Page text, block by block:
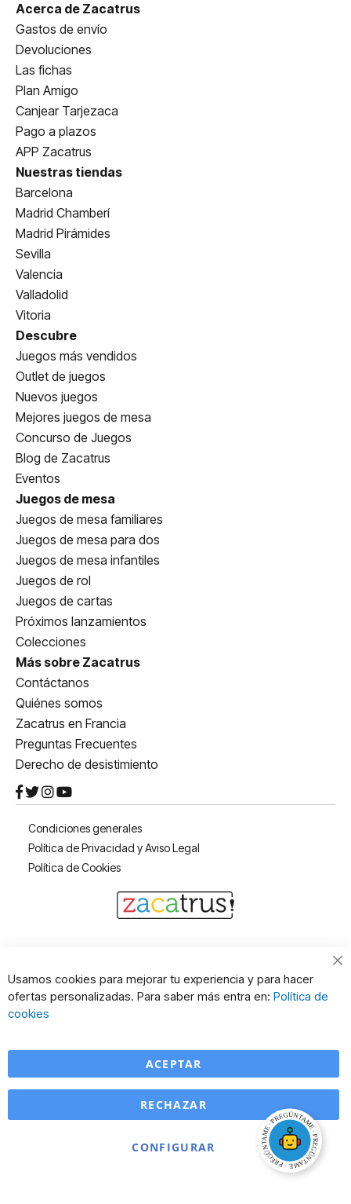
Acerca de Zacatrus
Gastos de envío
Devoluciones
Las fichas
Plan Amigo
Canjear Tarjezaca
Pago a plazos
APP Zacatrus
Nuestras tiendas
Barcelona
Madrid Chamberí
Madrid Pirámides
Sevilla
Valencia
Valladolid
Vitoria
Descubre
Juegos más vendidos
Outlet de juegos
Nuevos juegos
Mejores juegos de mesa
Concurso de Juegos
Blog de Zacatrus
Eventos
Juegos de mesa
Juegos de mesa familiares
Juegos de mesa para dos
Juegos de mesa infantiles
Juegos de rol
Juegos de cartas
Próximos lanzamientos
Colecciones
Más sobre Zacatrus
Contáctanos
Quiénes somos
Zacatrus en Francia
Preguntas Frecuentes
Derecho de desistimiento
Condiciones generales
Política de Privacidad y Aviso Legal
Política de Cookies
Usamos cookies para mejorar tu experiencia y para hacer
ofertas personalizadas. Para saber más entra en: Política de
cookies
ACEPTAR
CONFIGURAR
RECHAZAR